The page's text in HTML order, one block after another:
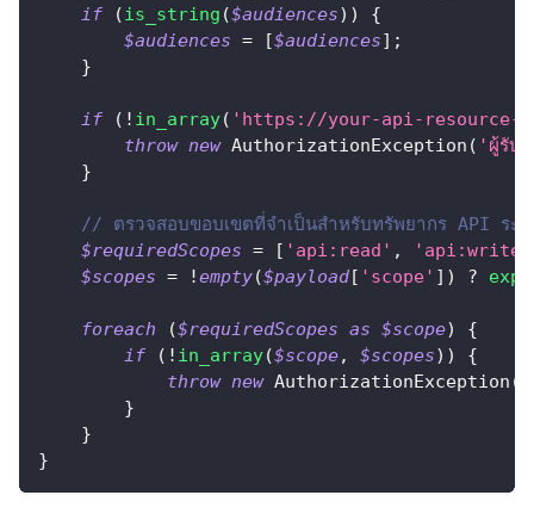
if
(is_string ($audiences) )
{
$audiences = [$audiences] ;
}
if ( ! in_array( 'https://your-api-resource-
throw new AuthorizationException ( 'ผู้รับ
}
// ตรวจสอบขอบเขตที่จำเป็นสำหรับทรัพยากร API ระดั
$requiredScopes = [ 'api:read' , 'api:write'
$scopes = !empty($payload[ 'scope' ] ) ?
foreach ($requiredScopes as $scope)
{
if
( ! in_array($scope, $scopes) )
{
throw new AuthorizationException (
}
}
}